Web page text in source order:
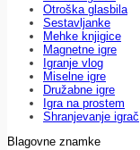
Otroška glasbila
Sestavljanke
Mehke knjigice
Magnetne igre
Igranje vlog
Miselne igre
Družabne igre
Igra na prostem
Shranjevanje igrač
Blagovne znamke